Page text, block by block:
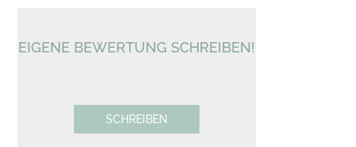
EIGENE BEWERTUNG SCHREIBEN!
SCHREIBEN